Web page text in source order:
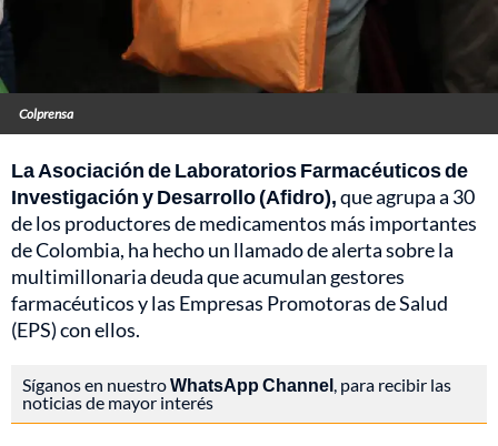
Colprensa
La Asociación de Laboratorios Farmacéuticos de
Investigación y Desarrollo (Afidro),que agrupa a 30
de los productores de medicamentos más importantes
de Colombia, ha hecho un llamado de alerta sobre la
multimillonaria deuda que acumulan gestores
farmacéuticos y las Empresas Promotoras de Salud
(EPS) con ellos.
Síganos en nuestroWhatsApp Channel, para recibir las
noticias de mayor interés